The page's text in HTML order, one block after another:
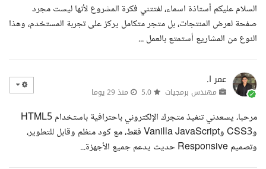
السلام عليكم أستاذة اسماء، لفتتني فكرة المشروع لأنها ليست مجرد
صفحة لعرض المنتجات، بل متجر متكامل يركز على تجربة المستخدم، وهذا
النوع من المشاريع أستمتع بالعمل ...
عمر ا.
مهندس برمجيات منذ 29 يوما
مرحبا، يسعدني تنفيذ متجرك الإلكتروني باحترافية باستخدام HTML5
وCSS3 وVanilla JavaScript فقط، مع كود منظم وقابل للتطوير،
وتصميم Responsive حديث يدعم جميع الأجهزة...